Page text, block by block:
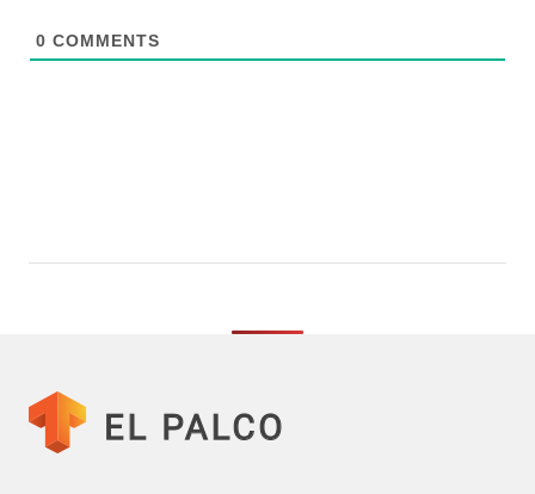
0 COMMENTS